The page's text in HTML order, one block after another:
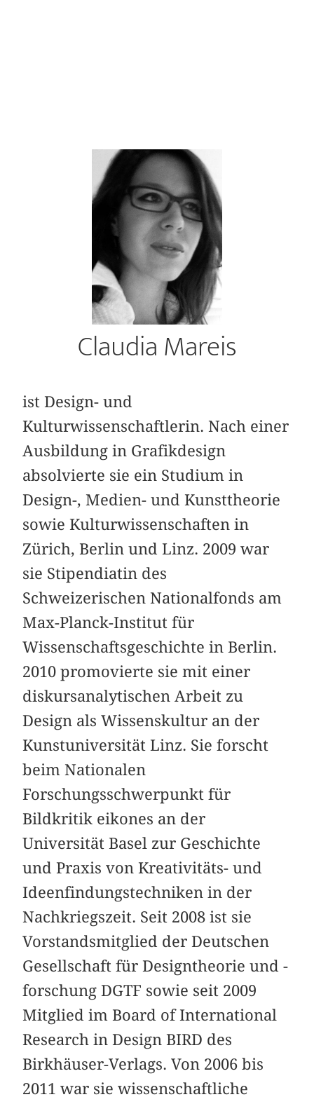
Claudia Mareis
ist Design- und
Kulturwissenschaftlerin. Nach einer
Ausbildung in Grafikdesign
absolvierte sie ein Studium in
Design-, Medien- und Kunsttheorie
sowie Kulturwissenschaften in
Zürich, Berlin und Linz. 2009 war
sie Stipendiatin des
Schweizerischen Nationalfonds am
Max-Planck-Institut für
Wissenschaftsgeschichte in Berlin.
2010 promovierte sie mit einer
diskursanalytischen Arbeit zu
Design als Wissenskultur an der
Kunstuniversität Linz. Sie forscht
beim Nationalen
Forschungsschwerpunkt für
Bildkritik eikones an der
Universität Basel zur Geschichte
und Praxis von Kreativitäts- und
Ideenfindungstechniken in der
Nachkriegszeit. Seit 2008 ist sie
Vorstandsmitglied der Deutschen
Gesellschaft für Designtheorie und -
forschung DGTF sowie seit 2009
Mitglied im Board of International
Research in Design BIRD des
Birkhäuser-Verlags. Von 2006 bis
2011 war sie wissenschaftliche